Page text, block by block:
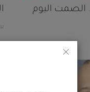
الصمت اليوم